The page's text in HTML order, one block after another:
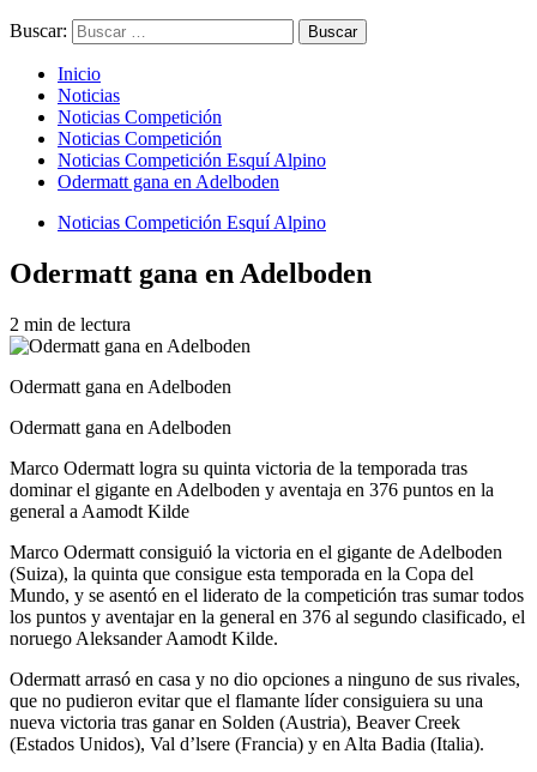
Buscar:
Inicio
Noticias
Noticias Competición
Noticias Competición
Noticias Competición Esquí Alpino
Odermatt gana en Adelboden
Noticias Competición Esquí Alpino
Odermatt gana en Adelboden
2 min de lectura
Odermatt gana en Adelboden
Odermatt gana en Adelboden
Marco Odermatt logra su quinta victoria de la temporada tras
dominar el gigante en Adelboden y aventaja en 376 puntos en la
general a Aamodt Kilde
Marco Odermatt consiguió la victoria en el gigante de Adelboden
(Suiza), la quinta que consigue esta temporada en la Copa del
Mundo, y se asentó en el liderato de la competición tras sumar todos
los puntos y aventajar en la general en 376 al segundo clasificado, el
noruego Aleksander Aamodt Kilde.
Odermatt arrasó en casa y no dio opciones a ninguno de sus rivales,
que no pudieron evitar que el flamante líder consiguiera su una
nueva victoria tras ganar en Solden (Austria), Beaver Creek
(Estados Unidos), Val d’lsere (Francia) y en Alta Badia (Italia).